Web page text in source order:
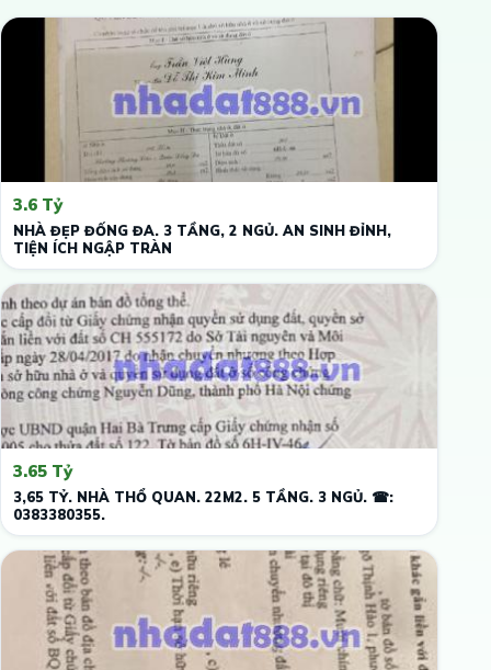
3.6 Tỷ
NHÀ ĐẸP ĐỐNG ĐA. 3 TẦNG, 2 NGỦ. AN SINH ĐỈNH,
TIỆN ÍCH NGẬP TRÀN
3.65 Tỷ
3,65 TỶ. NHÀ THỔ QUAN. 22M2. 5 TẦNG. 3 NGỦ. ☎:
0383380355.